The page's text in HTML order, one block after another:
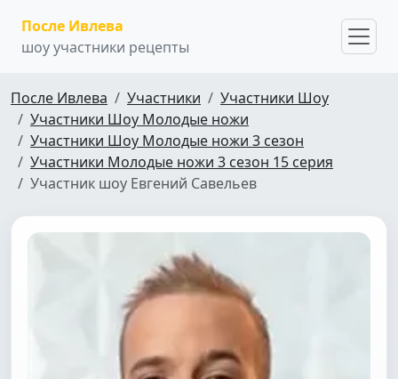
После Ивлева
шоу участники рецепты
После Ивлева Участники
Участники Шоу
Участники Шоу Молодые ножи
Участники Шоу Молодые ножи 3 сезон
Участники Молодые ножи 3 сезон 15 серия
Участник шоу Евгений Савельев